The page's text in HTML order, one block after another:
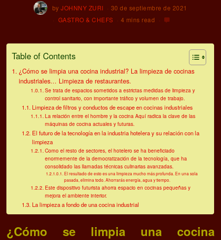
byJOHNNY ZURI
30 de septiembre de 2021
GASTRO & CHEFS
4 mins read
Table of Contents
¿Cómo se limpia una cocina industrial? La limpieza de cocinas
industriales… Limpieza de restaurantes.
Se trata de espacios sometidos a estrictas medidas de limpieza y
control sanitario, con importante tráfico y volumen de trabajo.
Limpieza de filtros y conductos de escape en cocinas industriales
La relación entre el hombre y la cocina Aquí radica la clave de las
máquinas de cocina actuales y futuras.
El futuro de la tecnología en la industria hotelera y su relación con la
limpieza
Como el resto de sectores, el hotelero se ha beneficiado
enormemente de la democratización de la tecnología, que ha
consolidado las llamadas técnicas culinarias avanzadas.
El resultado de esto es una limpieza mucho más profunda. En una sola
pasada, elimina todo. Ahorrarás energía, agua y tiempo.
Este dispositivo futurista ahorra espacio en cocinas pequeñas y
mejora el ambiente interior.
La limpieza a fondo de una cocina industrial
¿Cómo se limpia una cocina